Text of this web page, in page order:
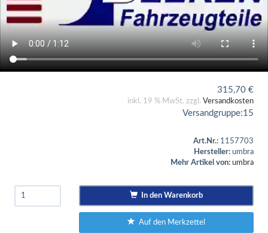
315,70 €
inkl. 19 % MwSt. zzgl. Versandkosten
Versandgruppe:15
Art.Nr.: 1157703
Hersteller: umbra
Mehr Artikel von: umbra
In den Warenkorb
Auf den Merkzettel